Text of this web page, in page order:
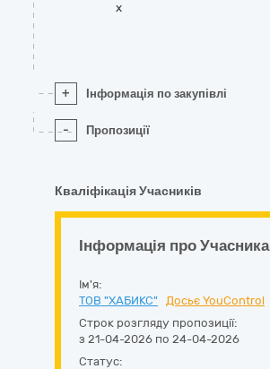
x
+ Інформація по закупівлі
- Пропозиції
Кваліфікація Учасників
Інформація про Учасника
Ім'я:
ТОВ "ХАБИКС"
Досьє YouControl
Строк розгляду пропозиції:
з 21-04-2026 по 24-04-2026
Статус: